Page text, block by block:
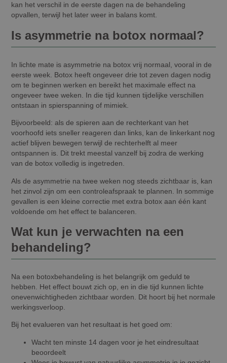
kan het verschil in de eerste dagen na de behandeling
opvallen, terwijl het later weer in balans komt.
Is asymmetrie na botox normaal?
In lichte mate is asymmetrie na botox vrij normaal, vooral in de
eerste week. Botox heeft ongeveer drie tot zeven dagen nodig
om te beginnen werken en bereikt het maximale effect na
ongeveer twee weken. In die tijd kunnen tijdelijke verschillen
ontstaan in spierspanning of mimiek.
Bijvoorbeeld: als de spieren aan de rechterkant van het
voorhoofd iets sneller reageren dan links, kan de linkerkant nog
actief blijven bewegen terwijl de rechterhelft al meer
ontspannen is. Dit trekt meestal vanzelf bij zodra de werking
van de botox volledig is ingetreden.
Als de asymmetrie na twee weken nog steeds zichtbaar is, kan
het zinvol zijn om een controleafspraak te plannen. In sommige
gevallen is een kleine correctie met extra botox aan één kant
voldoende om het effect te balanceren.
Wat kun je verwachten na een
behandeling?
Na een botoxbehandeling is het belangrijk om geduld te
hebben. Het effect bouwt zich op, en in die tijd kunnen lichte
onevenwichtigheden zichtbaar worden. Dit hoort bij het normale
werkingsverloop.
Bij het evalueren van het resultaat is het goed om:
Wacht ten minste 14 dagen voor je het eindresultaat
beoordeelt